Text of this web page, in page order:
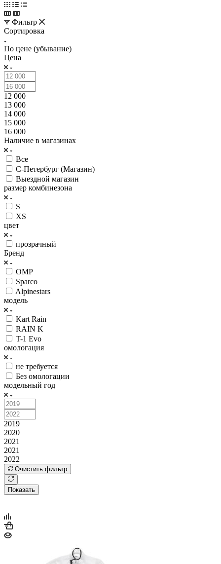
Фильтр
Сортировка
По цене (убывание)
Цена
12 000
13 000
14 000
15 000
16 000
Наличие в магазинах
Все
С-Петербург (Магазин)
Выездной магазин
размер комбинезона
S
XS
цвет
прозрачный
Бренд
OMP
Sparco
Alpinestars
модель
Kart Rain
RAIN K
T-1 Evo
омологация
не требуется
Без омологации
модельный год
2019
2020
2021
2021
2022
Очистить фильтр
Показать